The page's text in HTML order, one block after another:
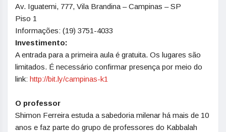
Av. Iguatemi, 777, Vila Brandina – Campinas – SP
Piso 1
Informações: (19) 3751-4033
Investimento:
A entrada para a primeira aula é gratuita. Os lugares são
limitados. É necessário confirmar presença por meio do
link: http://bit.ly/campinas-k1
O professor
Shimon Ferreira estuda a sabedoria milenar há mais de 10
anos e faz parte do grupo de professores do Kabbalah